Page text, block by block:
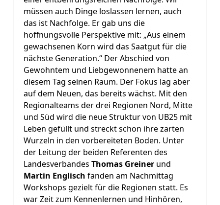
müssen auch Dinge loslassen lernen, auch
das ist Nachfolge. Er gab uns die
hoffnungsvolle Perspektive mit: „Aus einem
gewachsenen Korn wird das Saatgut für die
nächste Generation.“ Der Abschied von
Gewohntem und Liebgewonnenem hatte an
diesem Tag seinen Raum. Der Fokus lag aber
auf dem Neuen, das bereits wächst. Mit den
Regionalteams der drei Regionen Nord, Mitte
und Süd wird die neue Struktur von UB25 mit
Leben gefüllt und streckt schon ihre zarten
Wurzeln in den vorbereiteten Boden. Unter
der Leitung der beiden Referenten des
Landesverbandes Thomas Greiner und
Martin Englisch fanden am Nachmittag
Workshops gezielt für die Regionen statt. Es
war Zeit zum Kennenlernen und Hinhören,